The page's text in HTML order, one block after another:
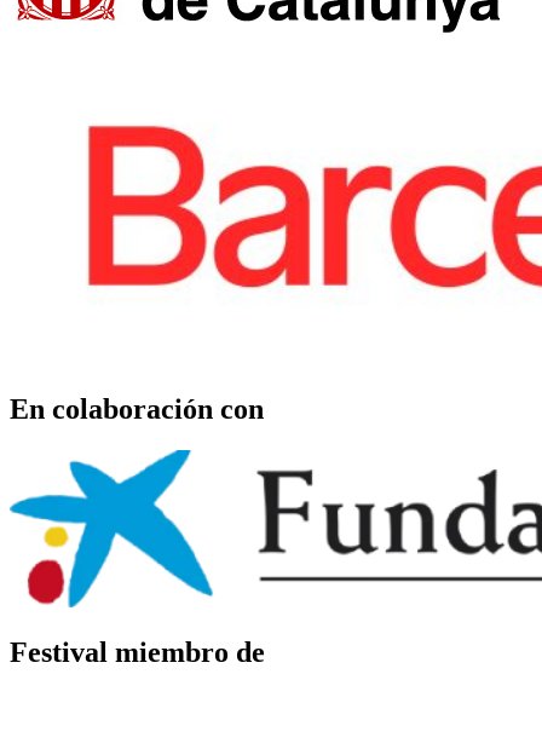
En colaboración con
Festival miembro de